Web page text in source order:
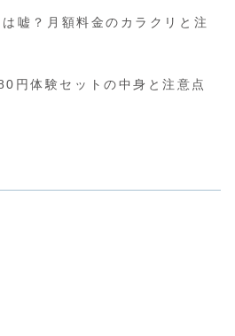
嘘？月額料金のカラクリと注
円体験セットの中身と注意点